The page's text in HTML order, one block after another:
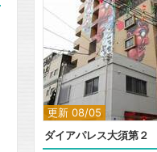
更新 08/05
ダイアパレス大須第２